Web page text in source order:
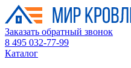
Заказать обратный звонок
8 495 032-77-99
Каталог